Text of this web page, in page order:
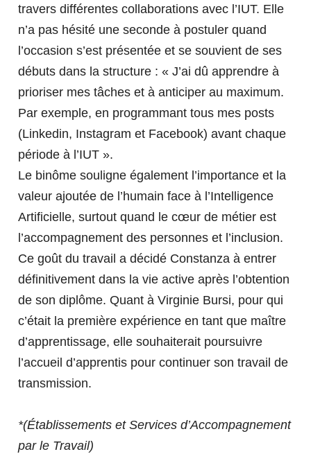
FERMER
ÉVÉNEMENTS
ACTUALITÉS
CONTACTEZ NOUS
FERMER
CONSEILS ET TRANSFERTS
TECHNOLOGIQUES
travers différentes collaborations avec l’IUT. Elle
n’a pas hésité une seconde à postuler quand
l’occasion s’est présentée et se souvient de ses
débuts dans la structure : « J’ai dû apprendre à
prioriser mes tâches et à anticiper au maximum.
Par exemple, en programmant tous mes posts
(Linkedin, Instagram et Facebook) avant chaque
période à l’IUT ».
Le binôme souligne également l’importance et la
valeur ajoutée de l’humain face à l’Intelligence
Artificielle, surtout quand le cœur de métier est
l’accompagnement des personnes et l’inclusion.
Ce goût du travail a décidé Constanza à entrer
définitivement dans la vie active après l’obtention
de son diplôme. Quant à Virginie Bursi, pour qui
c’était la première expérience en tant que maître
d’apprentissage, elle souhaiterait poursuivre
l’accueil d’apprentis pour continuer son travail de
transmission.
*(Établissements et Services d’Accompagnement
par le Travail)